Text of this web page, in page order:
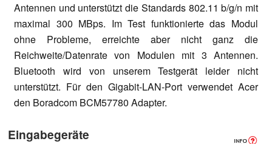
Antennen und unterstützt die Standards 802.11 b/g/n mit
maximal 300 MBps. Im Test funktionierte das Modul
ohne Probleme, erreichte aber nicht ganz die
Reichweite/Datenrate von Modulen mit 3 Antennen.
Bluetooth wird von unserem Testgerät leider nicht
unterstützt. Für den Gigabit-LAN-Port verwendet Acer
den Boradcom BCM57780 Adapter.
Eingabegeräte